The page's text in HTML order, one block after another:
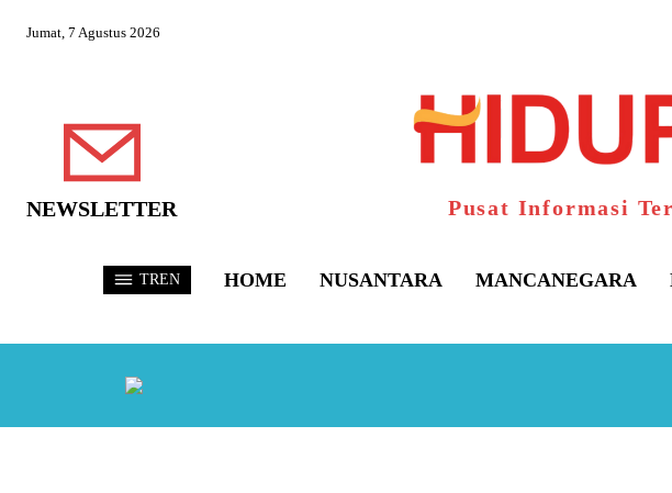
Jumat, 7 Agustus 2026
NEWSLETTER Pusat Informasi
TREN HOME NUSANTARA MANCANEGARA